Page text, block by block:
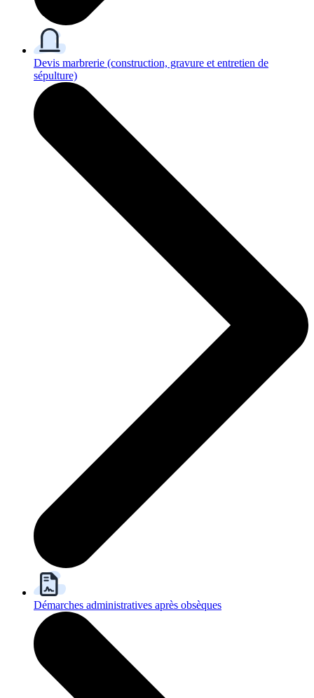
Devis marbrerie (construction, gravure et entretien de
sépulture)
Démarches administratives après obsèques